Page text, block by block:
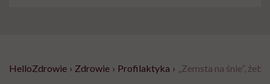
HelloZdrowie › Zdrowie › Profilaktyka › „Zemsta na śnie”,